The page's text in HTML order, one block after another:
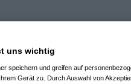
uns wichtig
speichern und greifen auf
Gerät zu. Durch Auswahl von